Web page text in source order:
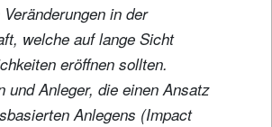
in der
welche auf lange Sicht
eröffnen sollten.
und Anleger, die einen Ansatz
Anlegens (Impact